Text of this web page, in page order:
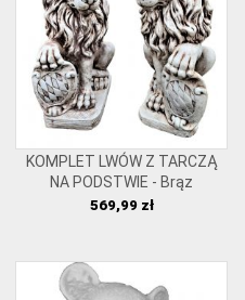
KOMPLET LWÓW Z TARCZĄ
NA PODSTWIE - Brąz
Cena
569,99 zł